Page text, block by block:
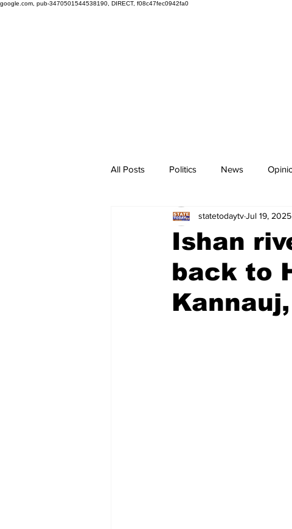
google.com, pub-3470501544538190, DIRECT, f08c47fec0942fa0
All Posts Politics News
Ishan
back to
statetodaytvJul 19, 2025